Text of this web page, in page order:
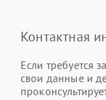
Контактная
Если требуется
свои данные и